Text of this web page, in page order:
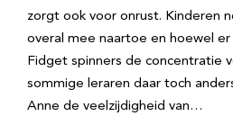
zorgt ook voor onrust. Kinderen
overal mee naartoe en hoewel
Fidget spinners de concentratie
sommige leraren daar toch
Anne de veelzijdigheid van…